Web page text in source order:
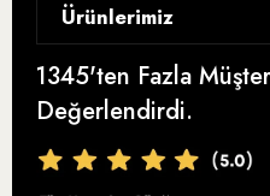
Analizler ve Sertifikalar
Ödüllerimiz
Ayolis Instagram
Ayolis Facebook
Satış Sözleşmesi
İptal ve İade
Ürünlerimiz
Zeytinyağı
Bebek Zeytinyağı
Organik Zeytinyağı
1345'ten Fazla
Değerlendirdi.